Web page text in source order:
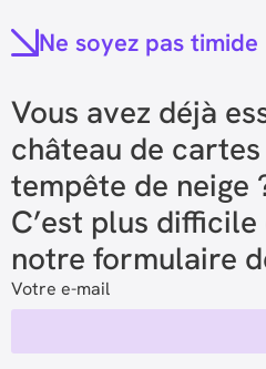
Ne soyez pas timide
Vous avez déjà
château de
tempête de neige
C’est plus
notre formulaire
Votre e-mail